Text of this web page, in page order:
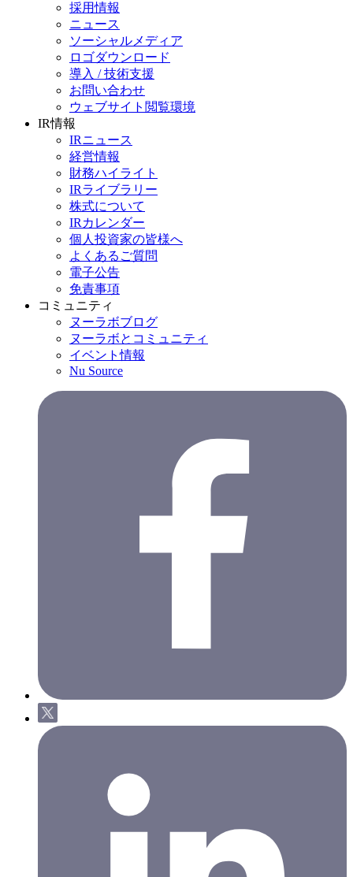
採用情報
ニュース
ソーシャルメディア
ロゴダウンロード
導入 / 技術支援
お問い合わせ
ウェブサイト閲覧環境
IR情報
IRニュース
経営情報
財務ハイライト
IRライブラリー
株式について
IRカレンダー
個人投資家の皆様へ
よくあるご質問
電子公告
免責事項
コミュニティ
ヌーラボブログ
ヌーラボとコミュニティ
イベント情報
Nu Source